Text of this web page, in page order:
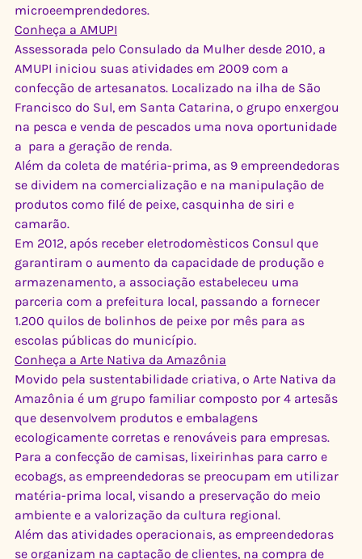
microeemprendedores.
Conheça a AMUPI
Assessorada pelo Consulado da Mulher desde 2010, a
AMUPI iniciou suas atividades em 2009 com a
confecção de artesanatos. Localizado na ilha de São
Francisco do Sul, em Santa Catarina, o grupo enxergou
na pesca e venda de pescados uma nova oportunidade
a  para a geração de renda.
Além da coleta de matéria-prima, as 9 empreendedoras
se dividem na comercialização e na manipulação de
produtos como filé de peixe, casquinha de siri e
camarão.
Em 2012, após receber eletrodomèsticos Consul que
garantiram o aumento da capacidade de produção e
armazenamento, a associação estabeleceu uma
parceria com a prefeitura local, passando a fornecer
1.200 quilos de bolinhos de peixe por mês para as
escolas públicas do município.
Conheça a Arte Nativa da Amazônia
Movido pela sustentabilidade criativa, o Arte Nativa da
Amazônia é um grupo familiar composto por 4 artesãs
que desenvolvem produtos e embalagens
ecologicamente corretas e renováveis para empresas.
Para a confecção de camisas, lixeirinhas para carro e
ecobags, as empreendedoras se preocupam em utilizar
matéria-prima local, visando a preservação do meio
ambiente e a valorização da cultura regional.
Além das atividades operacionais, as empreendedoras
se organizam na captação de clientes, na compra de